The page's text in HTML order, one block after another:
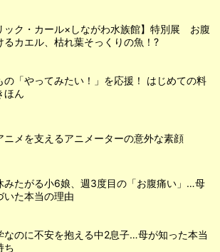
ック・カール×しながわ水族館】特別展 お腹
るカエル、枯れ葉そっくりの魚！?
の「やってみたい！」を応援！ はじめての料
ほん
ニメを支えるアニメーターの意外な素顔
みたがる小6娘、週3度目の「お腹痛い」…母
いた本当の理由
なのに不安を抱える中2息子…母が知った本当
ち